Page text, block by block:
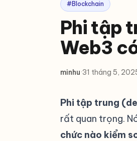
#Blockchain
Phi tập
Web3
minhu·31 tháng 5,
Phi tập trung
rất quan trọng.
chức nào kiểm